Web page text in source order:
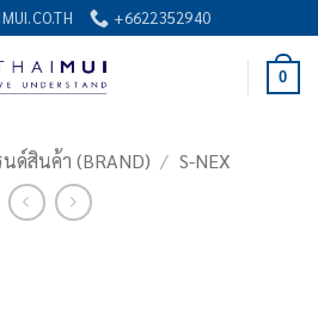
+6622352940
0
ด์สินค้า (BRAND) / S-NEX